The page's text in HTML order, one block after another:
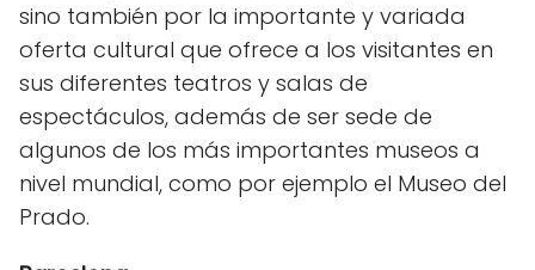
sino también por la importante y variada
oferta cultural que ofrece a los visitantes en
sus diferentes teatros y salas de
espectáculos, además de ser sede de
algunos de los más importantes museos a
nivel mundial, como por ejemplo el Museo del
Prado.